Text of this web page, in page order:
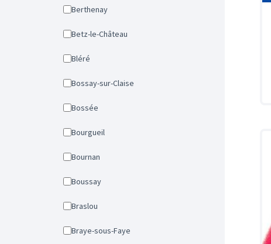
Berthenay
Betz-le-Château
Bléré
Bossay-sur-Claise
Bossée
Bourgueil
Bournan
Boussay
Braslou
Braye-sous-Faye